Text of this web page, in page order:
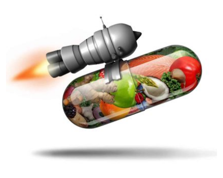
felszívódásának szabályozása, valamint az
immunrendszer normális működésének biztosítása.
D-hormonnak is nevezik, mivel más vitaminokkal
ellentétben hormonként működik. A szervezet a
koleszterinből állítja elő, egyik típusa D2-, a másik a
D3-vitamin.